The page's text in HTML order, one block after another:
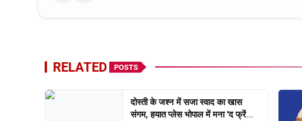
RELATED POSTS
दोस्ती के जश्न में सजा स्वाद का खास
संगम, हयात प्लेस भोपाल में मना 'द फ्रें...